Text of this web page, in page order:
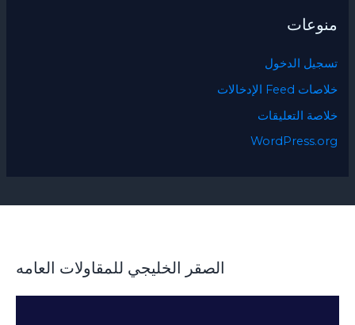
منوعات
تسجيل الدخول
خلاصات Feed الإدخالات
خلاصة التعليقات
WordPress.org
الصقر الخليجي للمقاولات العامه